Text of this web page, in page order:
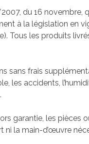
du 16 novembre,
à la législation en
Tous les produits
sans frais
les accidents,
garantie, les pièces
la main-d’œuvre